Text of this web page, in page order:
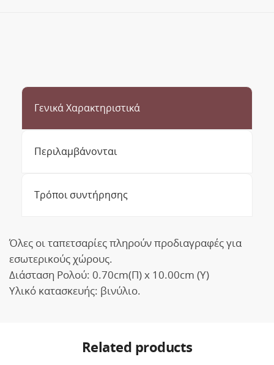
Γενικά Χαρακτηριστικά
Περιλαμβάνονται
Τρόποι συντήρησης
Όλες οι ταπετσαρίες πληρούν προδιαγραφές για
εσωτερικούς χώρους.
Διάσταση Ρολού: 0.70cm(Π) x 10.00cm (Υ)
Υλικό κατασκευής: βινύλιο.
Related products